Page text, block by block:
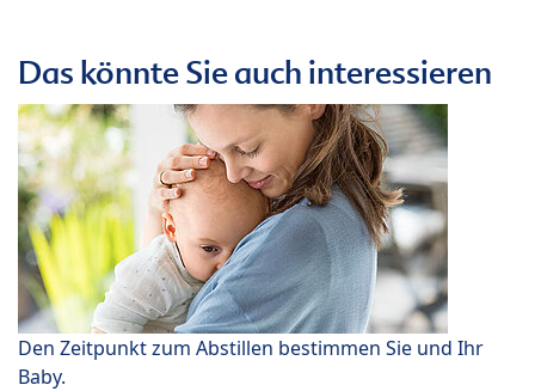
Das könnte Sie auch interessieren
Den Zeitpunkt zum Abstillen bestimmen Sie und Ihr
Baby.